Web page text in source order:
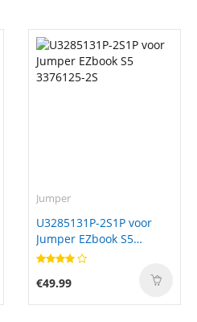
Jumper
U3285131P-2S1P voor
Jumper EZbook S5
3376125-2S
€49.99